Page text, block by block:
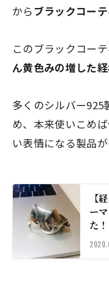
からブラックコー
このブラックコー
ん黄色みの増した
多くのシルバー925
め、本来使いこめ
い表情になる製品が
【
ー
た！